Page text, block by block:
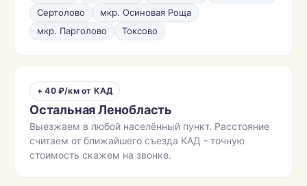
Сертолово
мкр. Осиновая Роща
мкр. Парголово
Токсово
+ 40 ₽/км от КАД
Остальная Ленобласть
Выезжаем в любой населённый пункт. Расстояние
считаем от ближайшего съезда КАД - точную
стоимость скажем на звонке.